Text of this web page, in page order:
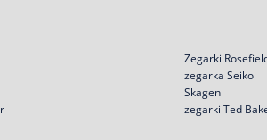
Zegarki
zegarka Seiko
Skagen
zegarki Ted